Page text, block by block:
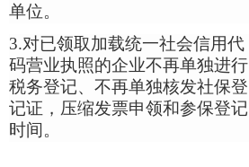
单位。
3.对已领取加载统一社会信用代
码营业执照的企业不再单独进行
税务登记、不再单独核发社保登
记证，压缩发票申领和参保登记
时间。